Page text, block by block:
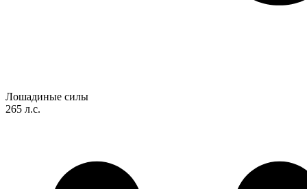
Лошадиные силы
265 л.с.